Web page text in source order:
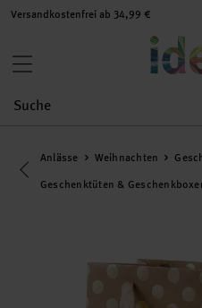
Versandkostenfrei ab 34,99 €
Eine Kategorie zurück
Anlässe Weihnachten
Geschenktüten &